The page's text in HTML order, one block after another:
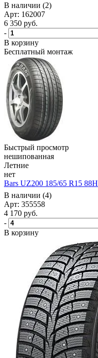
В наличии (2)
Арт: 162007
6 350 руб.
-
В корзину
Бесплатный монтаж
Быстрый просмотр
нешипованная
Летние
нет
Bars UZ200 185/65 R15 88H
В наличии (4)
Арт: 355558
4 170 руб.
-
В корзину